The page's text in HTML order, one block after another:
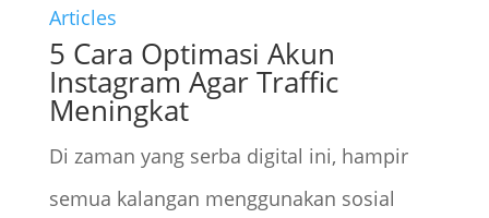
Articles
5 Cara Optimasi Akun
Instagram Agar Traffic
Meningkat
Di zaman yang serba digital ini, hampir
semua kalangan menggunakan sosial